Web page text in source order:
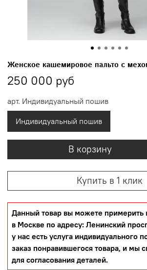
арт. Индивидуальный пошив
Женское кашемировое пальто с
250 000 руб
В корзину
Купить в 1 клик
Данный товар вы можете примерить
в Москве по адресу: Ленинский
у нас есть услуга индивидуального
заказ понравившегося товара, и мы
для согласования деталей.
Индивидуальный пошив